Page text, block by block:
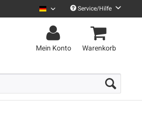
Uncle M DeutschService/Hilfe
Mein Konto Warenkorb